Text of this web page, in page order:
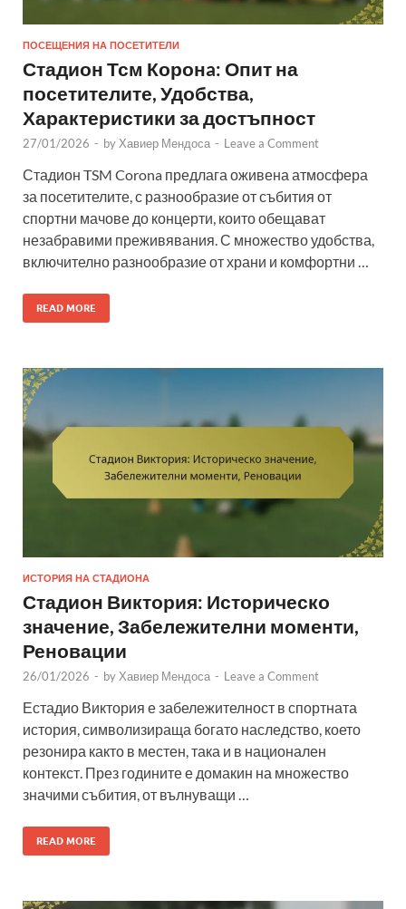
ПОСЕЩЕНИЯ НА ПОСЕТИТЕЛИ
Стадион Тсм Коронa: Опит на
посетителите, Удобства,
Характеристики за достъпност
27/01/2026 - byХавиер Мендоса - Leave a Comment
Стадион TSM Corona предлага оживена атмосфера
за посетителите, с разнообразие от събития от
спортни мачове до концерти, които обещават
незабравими преживявания. С множество удобства,
включително разнообразие от храни и комфортни …
READ MORE
ИСТОРИЯ НА СТАДИОНА
Стадион Виктория: Историческо
значение, Забележителни моменти,
Реновации
26/01/2026 - by Хавиер Мендоса - Leave a Comment
Естадио Виктория е забележителност в спортната
история, символизираща богато наследство, което
резонира както в местен, така и в национален
контекст. През годините е домакин на множество
значими събития, от вълнуващи …
READ MORE